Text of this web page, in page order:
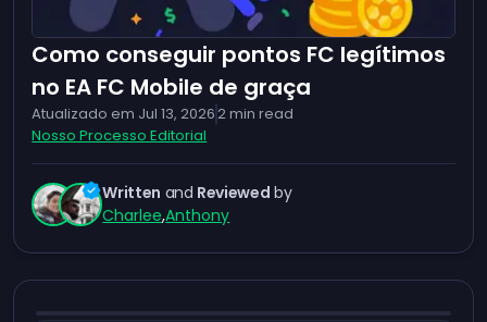
Como conseguir pontos FC legítimos
no EA FC Mobile de graça
Atualizado em Jul 13, 20262min read
Nosso Processo Editorial
Written and Reviewed by
Charlee,Anthony